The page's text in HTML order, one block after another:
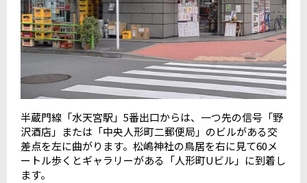
半蔵門線「水天宮駅」5番出口からは、一つ先の信号「野
沢酒店」または「中央人形町二郵便局」のビルがある交
差点を左に曲がります。松嶋神社の鳥居を右に見て60メ
ートル歩くとギャラリーがある「人形町Uビル」に到着し
ます。